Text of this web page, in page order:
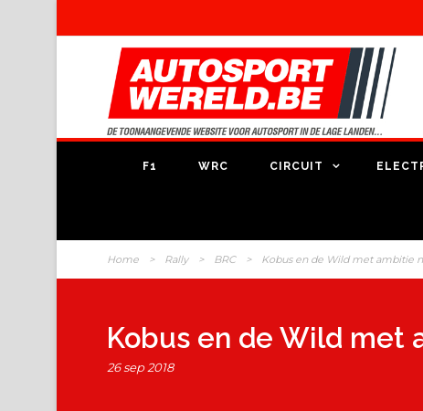
F1 WRC CIRCUIT
Home > Rally > BRC > Kobus en de Wild met ambitie
Kobus en de Wild met
26 sep 2018